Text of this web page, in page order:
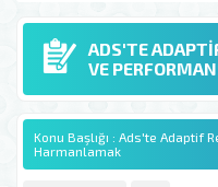
ADS'TE
VE
Konu Başlığı : Ads'te Adaptif
Harmanlamak